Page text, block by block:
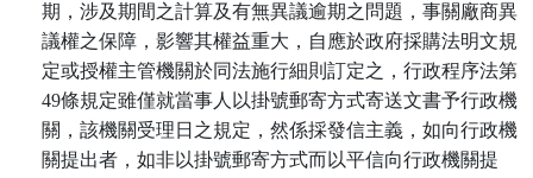
期，涉及期間之計算及有無異議逾期之問題，事關廠商異
議權之保障，影響其權益重大，自應於政府採購法明文規
定或授權主管機關於同法施行細則訂定之，行政程序法第
49條規定雖僅就當事人以掛號郵寄方式寄送文書予行政機
關，該機關受理日之規定，然係採發信主義，如向行政機
關提出者，如非以掛號郵寄方式而以平信向行政機關提